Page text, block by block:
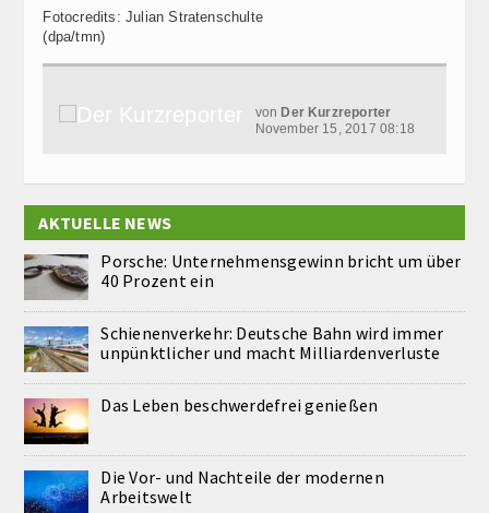
Fotocredits: Julian Stratenschulte
(dpa/tmn)
von Der Kurzreporter
November 15, 2017 08:18
AKTUELLE NEWS
Porsche: Unternehmensgewinn bricht um über
40 Prozent ein
Schienenverkehr: Deutsche Bahn wird immer
unpünktlicher und macht Milliardenverluste
Das Leben beschwerdefrei genießen
Die Vor- und Nachteile der modernen
Arbeitswelt